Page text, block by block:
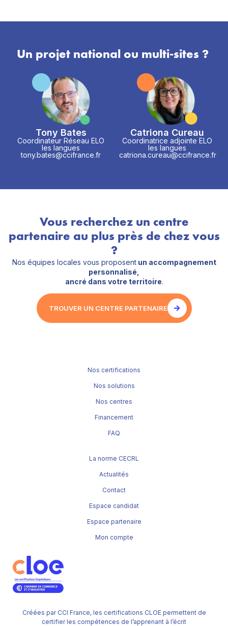
Un projet national ou multi-sites ?
Tony Bates
Coordinateur Réseau ELO
les langues
tony.bates@ccifrance.fr
Catriona Cureau
Coordinatrice adjointe ELO
les langues
catriona.cureau@ccifrance.fr
Vous recherchez un centre
partenaire au plus près de chez vous
?
Nos équipes locales vous proposentun accompagnement
personnalisé,
ancré dans votre territoire.
TROUVER UN CENTRE PARTENAIRE
Créées par CCI France, les certifications CLOE permettent de
certifier les compétences de l’apprenant à l’écrit
Nos certifications
Nos solutions
Nos centres
Financement
FAQ
La norme CECRL
Actualités
Contact
Espace candidat
Espace partenaire
Mon compte